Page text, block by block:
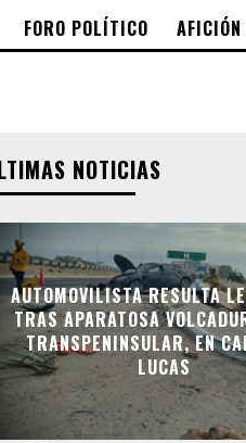
FORO POLÍTICO AFICIÓN
NOTICIAS
AUTOMOVILISTA RESULTA
TRAS APARATOSA
TRANSPENINSULAR, EN
LUCAS